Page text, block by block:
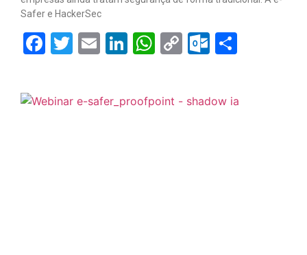
Safer e HackerSec
Facebook
Twitter
EmailLinkedIn
WhatsApp
Copy